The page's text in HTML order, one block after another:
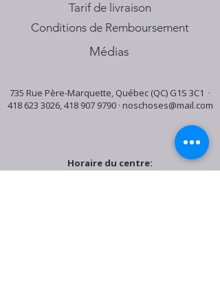
Tarif de livraison
Conditions de Remboursement
Médias
735 Rue Père-Marquette, Québec (QC) G1S 3C1 ·
418 623 3026,418 907 9790· noschoses@mail.com
Horaire du centre: